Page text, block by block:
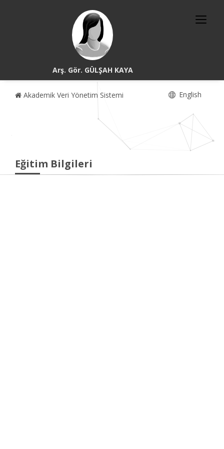
Arş. Gör. GÜLŞAH KAYA
Akademik Veri Yönetim Sistemi English
Eğitim Bilgileri